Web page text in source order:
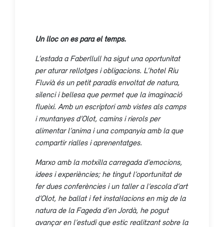
Un lloc on es para el temps.
L’estada a Faberllull ha sigut una oportunitat
per aturar rellotges i obligacions. L’hotel Riu
Fluvià és un petit paradís envoltat de natura,
silenci i bellesa que permet que la imaginació
flueixi. Amb un escriptori amb vistes als camps
i muntanyes d’Olot, camins i rierols per
alimentar l’anima i una companyia amb la que
compartir rialles i aprenentatges.
Marxo amb la motxilla carregada d’emocions,
idees i experiències; he tingut l’oportunitat de
fer dues conferències i un taller a l’escola d’art
d’Olot, he ballat i fet instal·lacions en mig de la
natura de la Fageda d’en Jordà, he pogut
avançar en l’estudi que estic realitzant sobre la